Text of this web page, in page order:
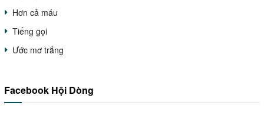
Hơn cả máu
Tiếng gọi
Ước mơ trắng
Facebook Hội Dòng